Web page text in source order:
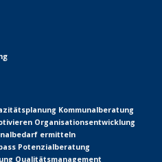
Kommunalberatung
Organisationsentwicklung
ermitteln
Potenzialberatung
Qualitätsmanagement